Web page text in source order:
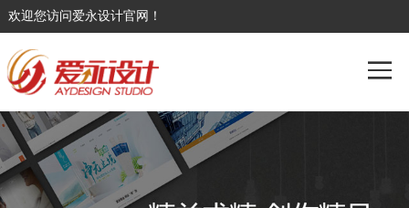
欢迎您访问爱永设计官网！